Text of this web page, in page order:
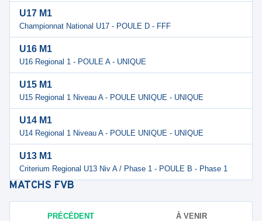
U17 M1
Championnat National U17 - POULE D - FFF
U16 M1
U16 Regional 1 - POULE A - UNIQUE
U15 M1
U15 Regional 1 Niveau A - POULE UNIQUE - UNIQUE
U14 M1
U14 Regional 1 Niveau A - POULE UNIQUE - UNIQUE
U13 M1
Criterium Regional U13 Niv A / Phase 1 - POULE B - Phase 1
MATCHS FVB
PRÉCÉDENT À VENIR